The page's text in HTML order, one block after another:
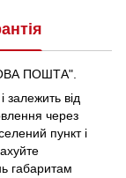
ПОШТА".
залежить від
через
пункт і
габаритам